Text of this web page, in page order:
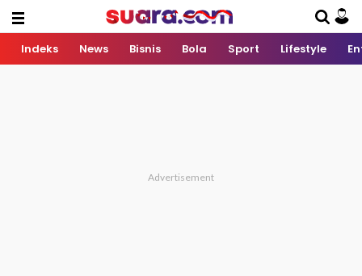
Indeks News Bisnis Bola Sport Lifestyle